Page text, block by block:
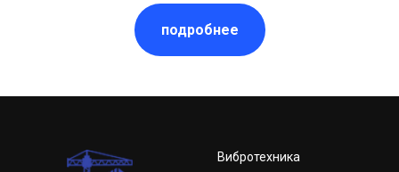
подробнее
Вибротехника